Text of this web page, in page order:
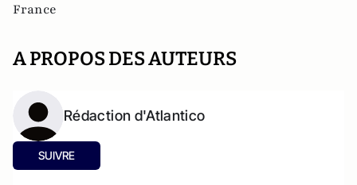
France
A PROPOS DES AUTEURS
Rédaction d'Atlantico
SUIVRE